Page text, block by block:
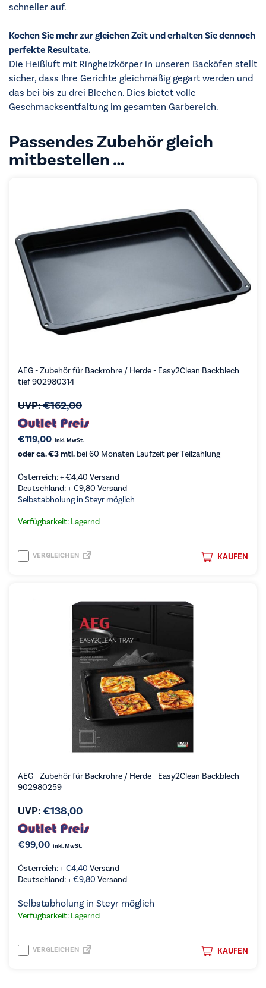
schneller auf.
Kochen Sie mehr zur gleichen Zeit und erhalten Sie dennoch
perfekte Resultate.
Die Heißluft mit Ringheizkörper in unseren Backöfen stellt
sicher, dass Ihre Gerichte gleichmäßig gegart werden und
das bei bis zu drei Blechen. Dies bietet volle
Geschmacksentfaltung im gesamten Garbereich.
Passendes Zubehör gleich
mitbestellen …
AEG - Zubehör für Backrohre / Herde - Easy2Clean Backblech
tief 902980314
UVP:€162,00
€119,00 inkl. MwSt.
oder ca. €3 mtl. bei 60 Monaten Laufzeit per Teilzahlung
Österreich: +€4,40 Versand
Deutschland: +€9,80 Versand
Selbstabholung in Steyr möglich
Verfügbarkeit: Lagernd
KAUFEN
VERGLEICHEN
AEG - Zubehör für Backrohre / Herde - Easy2Clean Backblech
902980259
UVP:€138,00
€99,00 inkl. MwSt.
Österreich: +€4,40 Versand
Deutschland: +€9,80 Versand
Selbstabholung in Steyr möglich
Verfügbarkeit: Lagernd
KAUFEN
VERGLEICHEN